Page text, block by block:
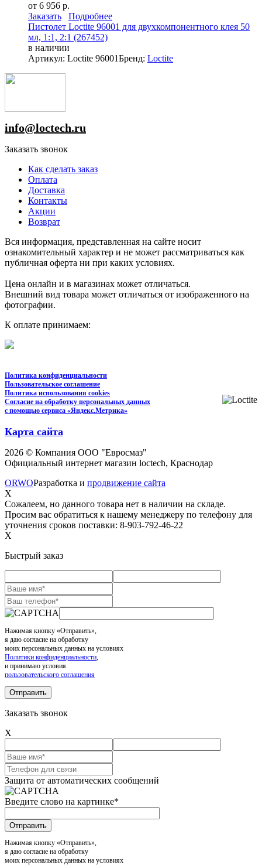
от 6 956 р.
Заказать
Подробнее
Пистолет Loctite 96001 для двухкомпонентного клея 50
мл, 1:1, 2:1 (267452)
в наличии
Артикул: Loctite 96001Бренд: Loctite
info@loctech.ru
Заказать звонок
Как сделать заказ
Оплата
Доставка
Контакты
Акции
Возврат
Вся информация, представленная на сайте носит
ознакомительный характер и не может рассматриваться как
публичная оферта ни при каких условиях.
Цена онлайн и в магазинах может отличаться.
Внешний вид товара может отличаться от изображенного на
фотографии.
К оплате принимаем:
Политика конфиденциальности
Пользовательское соглашение
Политика использования cookies
Согласие на обработку персональных данных
с помощью сервиса «Яндекс.Метрика»
Карта сайта
2026 © Компания ООО "Евросмаз"
Официальный интернет магазин loctech, Краснодар
ORWOРазработка и продвижение сайта
X
Сожалеем, но данного товара нет в наличии на складе.
Просим вас обратиться к нашему менеджеру по телефону для
уточнения сроков поставки: 8-903-792-46-22
X
Быстрый заказ
Нажимая кнопку «Отправить»,
я даю согласие на обработку
моих персональных данных на условиях
Политики конфиденциальности,
и принимаю условия
пользовательского соглашения
Заказать звонок
X
Защита от автоматических сообщений
Введите слово на картинке*
Нажимая кнопку «Отправить»,
я даю согласие на обработку
моих персональных данных на условиях